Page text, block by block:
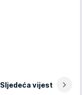
Sljedeća vijest